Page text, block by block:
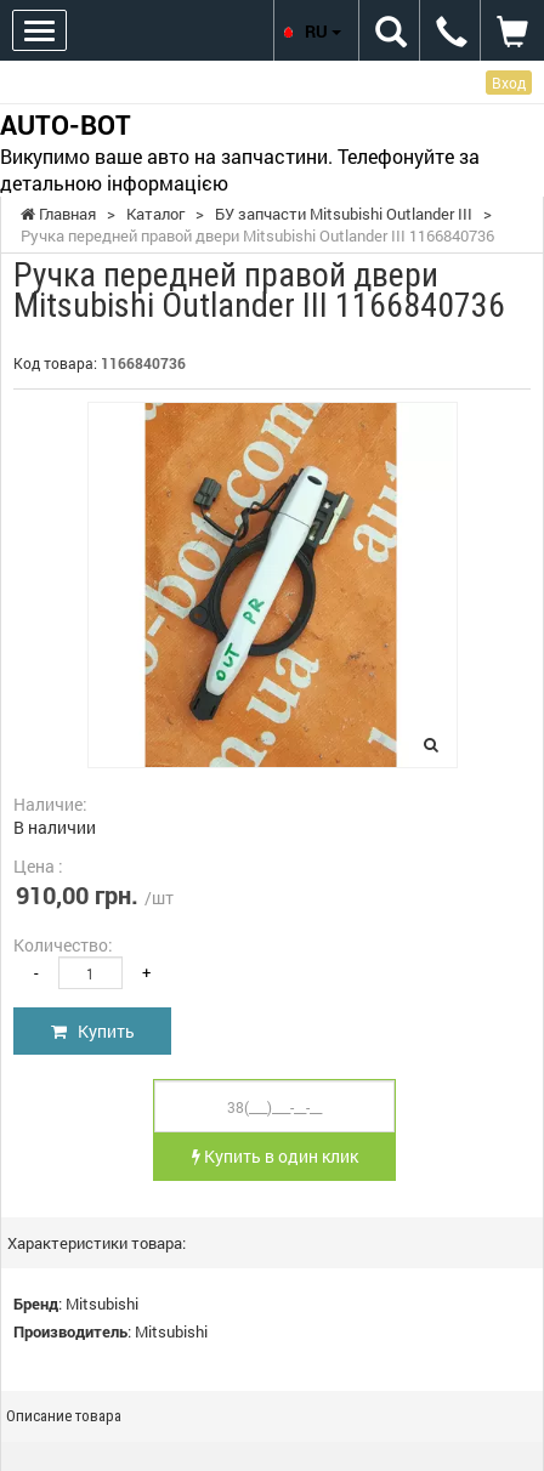
Вход
AUTO-BOT
Викупимо ваше авто на запчастини. Телефонуйте за
детальною інформацією
RU
Главная > Каталог > БУ запчасти Mitsubishi Outlander III
>
Ручка передней правой двери Mitsubishi Outlander III 1166840736
Ручка передней правой двери
Mitsubishi Outlander III 1166840736
Код товара: 1166840736
Наличие:
В наличии
Цена :
910,00 грн. /шт
Количество:
- +
Купить
Купить в один клик
Характеристики товара:
Бренд: Mitsubishi
Производитель: Mitsubishi
Описание товара